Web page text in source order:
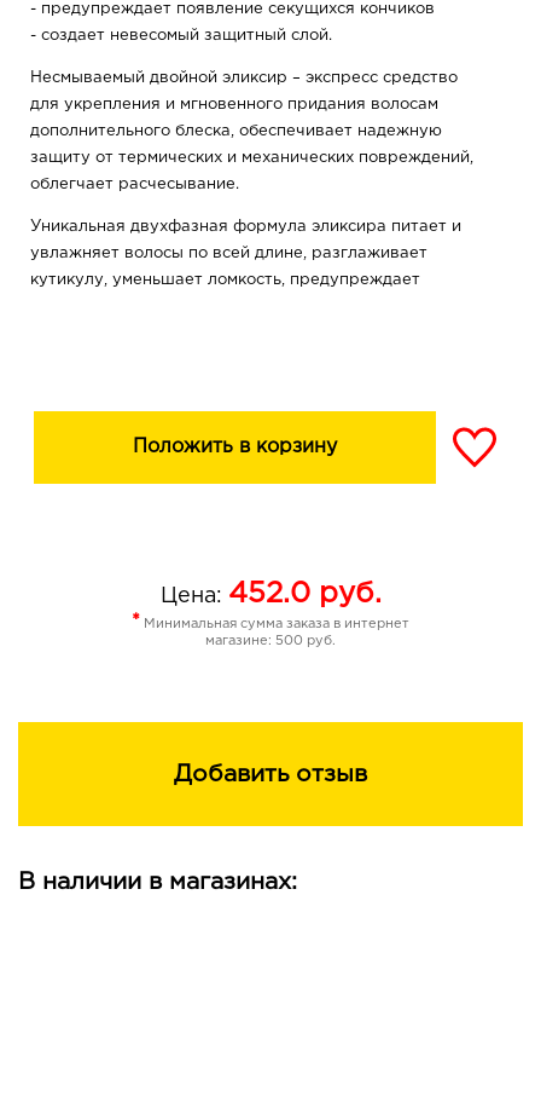
- предупреждает появление секущихся кончиков
- создает невесомый защитный слой.
Несмываемый двойной эликсир – экспресс средство
для укрепления и мгновенного придания волосам
дополнительного блеска, обеспечивает надежную
защиту от термических и механических повреждений,
облегчает расчесывание.
Уникальная двухфазная формула эликсира питает и
увлажняет волосы по всей длине, разглаживает
кутикулу, уменьшает ломкость, предупреждает
и в качестве несмываемого финиш-средства после
Положить в корзину
Цена: 452.0руб.
* Минимальная сумма заказа в интернет
магазине: 500 руб.
Добавить отзыв
В наличии в магазинах: